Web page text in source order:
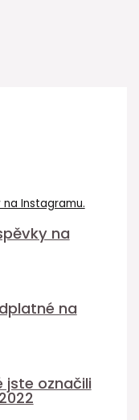
na
na
jste označili